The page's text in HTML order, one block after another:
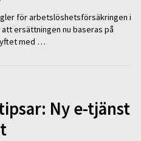
för arbetslöshetsförsäkringen i
ersättningen nu baseras på
med …
Ny e-tjänst